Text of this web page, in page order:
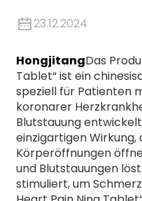
23.12.2024
HongjitangDas
Tablet“ ist ein
speziell für Patienten
koronarer
Blutstauung
einzigartigen Wirkung,
Körperöffnungen
und Blutstauungen
stimuliert, um